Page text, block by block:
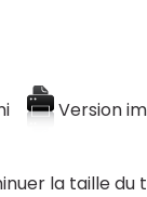
Version
la taille du